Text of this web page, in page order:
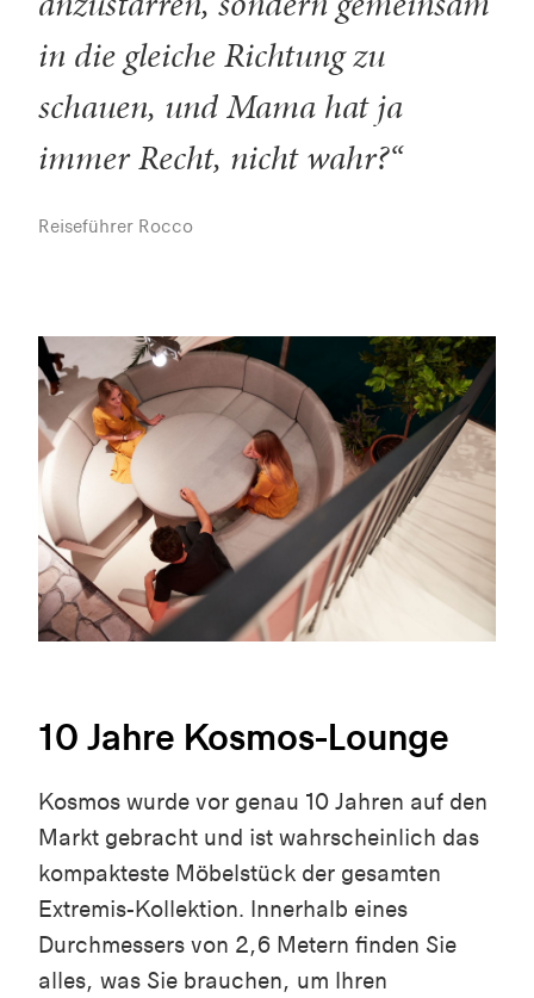
in die gleiche Richtung zu
schauen, und Mama hat ja
immer Recht, nicht wahr?“
Reiseführer Rocco
10 Jahre Kosmos-Lounge
Kosmos wurde vor genau 10 Jahren auf den
Markt gebracht und ist wahrscheinlich das
kompakteste Möbelstück der gesamten
Extremis-Kollektion. Innerhalb eines
Durchmessers von 2,6 Metern finden Sie
alles, was Sie brauchen, um Ihren